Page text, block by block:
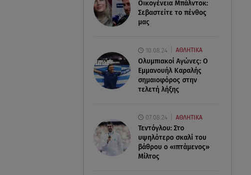
Οικογένεια Μπάλντοκ:
Σεβαστείτε το πένθος
μας
10.08.24 ΑΘΛΗΤΙΚΑ
Ολυμπιακοί Αγώνες: Ο
Εμμανουήλ Καραλής
σημαιοφόρος στην
τελετή λήξης
07.08.24 ΑΘΛΗΤΙΚΑ
Τεντόγλου: Στο
υψηλότερο σκαλί του
βάθρου ο «ιπτάμενος»
Μίλτος